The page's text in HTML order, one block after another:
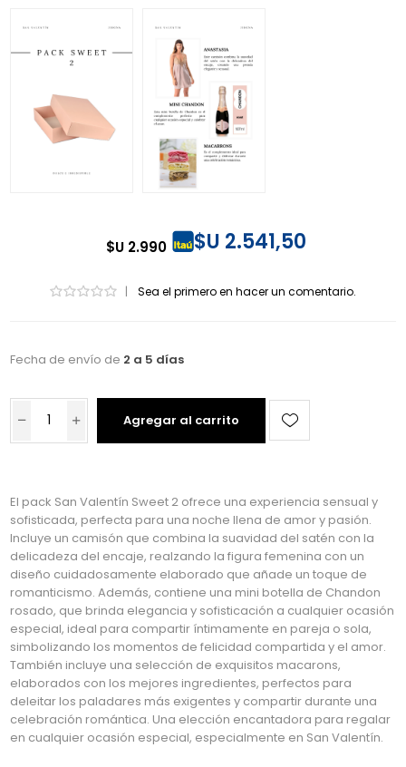
$U 2.990 $U 2.541,50
| Sea el primero en hacer un comentario.
Fecha de envío de 2 a 5 días
Agregar al carrito
El pack San Valentín Sweet 2 ofrece una experiencia sensual y
sofisticada, perfecta para una noche llena de amor y pasión.
Incluye un camisón que combina la suavidad del satén con la
delicadeza del encaje, realzando la figura femenina con un
diseño cuidadosamente elaborado que añade un toque de
romanticismo. Además, contiene una mini botella de Chandon
rosado, que brinda elegancia y sofisticación a cualquier ocasión
especial, ideal para compartir íntimamente en pareja o sola,
simbolizando los momentos de felicidad compartida y el amor.
También incluye una selección de exquisitos macarons,
elaborados con los mejores ingredientes, perfectos para
deleitar los paladares más exigentes y compartir durante una
celebración romántica. Una elección encantadora para regalar
en cualquier ocasión especial, especialmente en San Valentín.